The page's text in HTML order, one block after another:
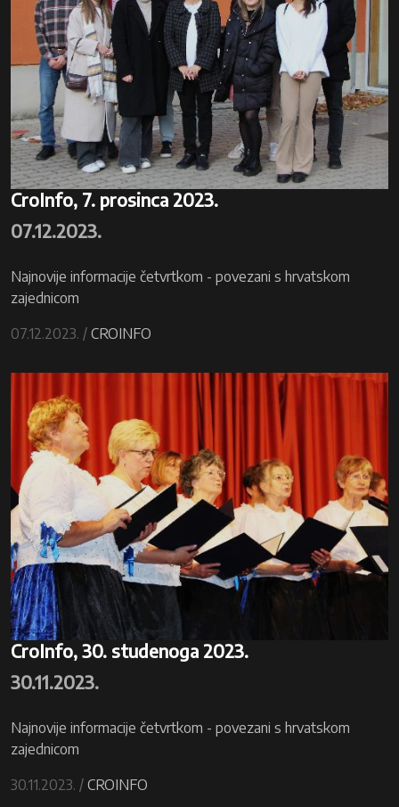
CroInfo, 7. prosinca 2023.
07.12.2023.
Najnovije informacije četvrtkom - povezani s hrvatskom
zajednicom
07.12.2023. / CROINFO
CroInfo, 30. studenoga 2023.
30.11.2023.
Najnovije informacije četvrtkom - povezani s hrvatskom
zajednicom
30.11.2023. / CROINFO